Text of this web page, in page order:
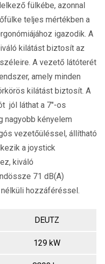
fülkébe, azonnal
teljes mértékben a
igazodik. A
kilátást biztosít az
A vezető látóterét
amely minden
kilátást biztosít. A
jól láthat a 7"-os
nagyobb kényelem
vezetőüléssel, állítható
a joystick
kiváló
71 dB(A)
hozzáféréssel.
DEUTZ
129 kW